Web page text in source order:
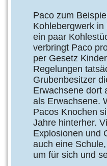
Paco zum
Kohlebergwerk
ein paar
verbringt Paco
per Gesetz
Regelungen
Grubenbesitzer
Erwachsene dort
als Erwachsene.
Pacos Knochen
Jahre hinterher.
Explosionen und
auch eine
um für sich und